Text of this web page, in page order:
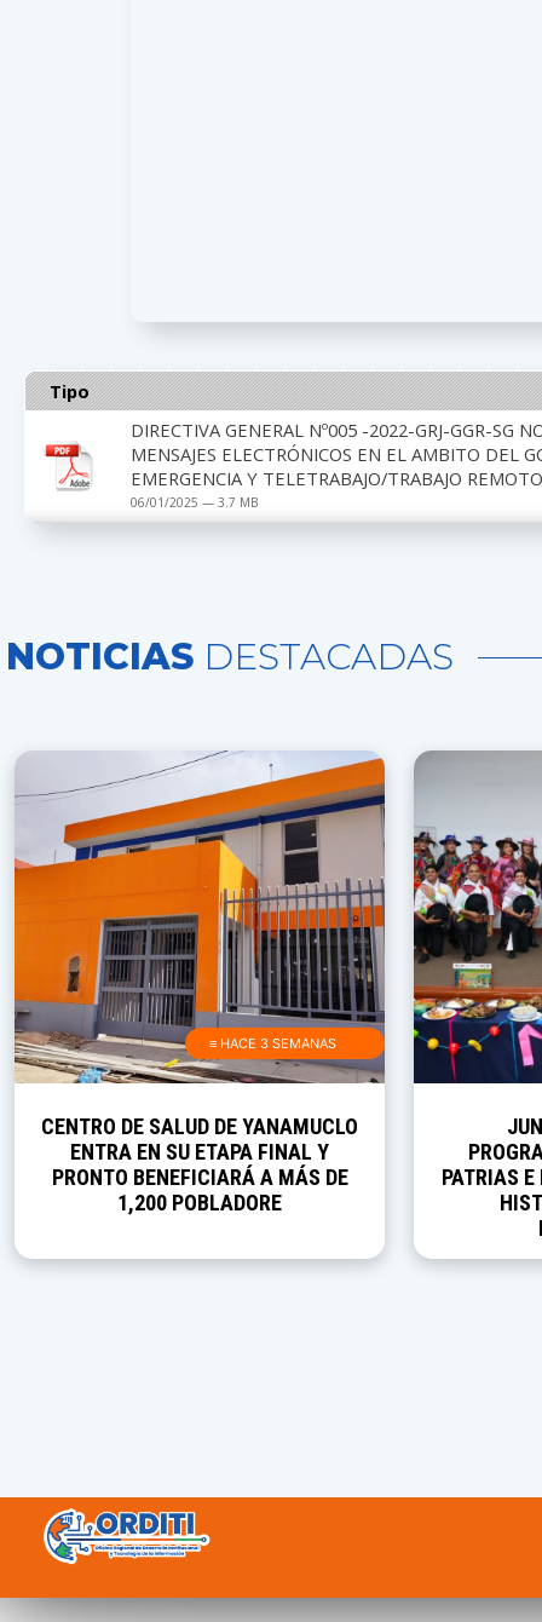
Tipo
DIRECTIVA GENERAL Nº005 -2022-GRJ-GGR-SG
MENSAJES ELECTRÓNICOS EN EL AMBITO DEL
EMERGENCIA Y TELETRABAJO/TRABAJO REMOTO
06/01/2025 — 3.7 MB
NOTICIAS DESTACADAS
≡ HACE 3 SEMANAS
CENTRO DE SALUD DE YANAMUCLO
ENTRA EN SU ETAPA FINAL Y
PRONTO BENEFICIARÁ A MÁS DE
1,200 POBLADORE
PATRIAS